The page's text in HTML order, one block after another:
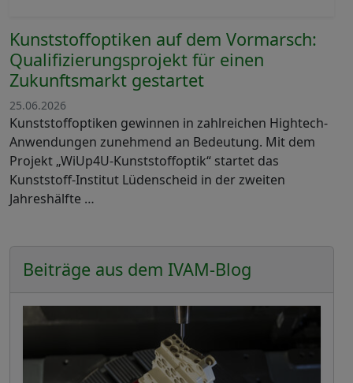
Kunststoffoptiken auf dem Vormarsch:
Qualifizierungsprojekt für einen
Zukunftsmarkt gestartet
25.06.2026
Kunststoffoptiken gewinnen in zahlreichen Hightech-
Anwendungen zunehmend an Bedeutung. Mit dem
Projekt „WiUp4U-Kunststoffoptik“ startet das
Kunststoff-Institut Lüdenscheid in der zweiten
Jahreshälfte …
Beiträge aus dem IVAM-Blog